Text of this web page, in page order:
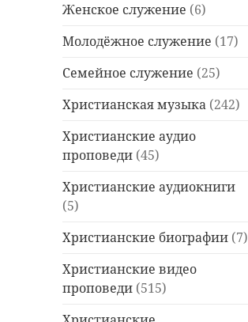
Женское служение (6)
Молодёжное служение (17)
Семейное служение (25)
Христианская музыка (242)
Христианские аудио
проповеди (45)
Христианские аудиокниги
(5)
Христианские биографии (7)
Христианские видео
проповеди (515)